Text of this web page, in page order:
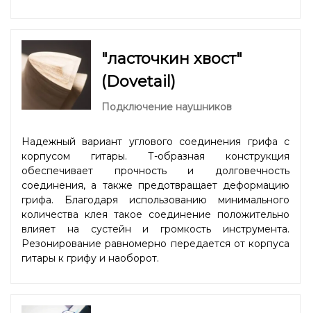
"ласточкин хвост"
(Dovetail)
Подключение наушников
Надежный вариант углового соединения грифа с
корпусом гитары. Т-образная конструкция
обеспечивает прочность и долговечность
соединения, а также предотвращает деформацию
грифа. Благодаря использованию минимального
количества клея такое соединение положительно
влияет на сустейн и громкость инструмента.
Резонирование равномерно передается от корпуса
гитары к грифу и наоборот.